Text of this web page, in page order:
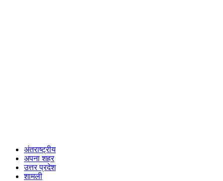
अंतराष्ट्रीय
अपना शहर
उत्तर प्रदेश
शामली